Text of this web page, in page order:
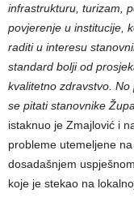
infrastrukturu, turizam,
povjerenje u institucije,
raditi u interesu
standard bolji od
kvalitetno zdravstvo.
se pitati stanovnike
istaknuo je Zmajlović i
probleme utemeljene
dosadašnjem
koje je stekao na